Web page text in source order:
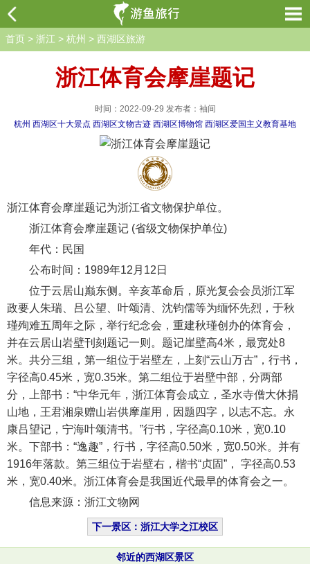
首页 > 浙江 > 杭州 > 西湖区旅游
浙江体育会摩崖题记
时间：2022-09-29 发布者：袖间
杭州 西湖区十大景点 西湖区文物古迹 西湖区博物馆 西湖区爱国主义教育基地
浙江体育会摩崖题记为浙江省文物保护单位。
浙江体育会摩崖题记 (省级文物保护单位)
年代：民国
公布时间：1989年12月12日
位于云居山巅东侧。辛亥革命后，原光复会会员浙江军
政要人朱瑞、吕公望、叶颂清、沈钧儒等为缅怀先烈，于秋
瑾殉难五周年之际，举行纪念会，重建秋瑾创办的体育会，
并在云居山岩壁刊刻题记一则。题记崖壁高4米，最宽处8
米。共分三组，第一组位于岩壁左，上刻“云山万古”，行书，
字径高0.45米，宽0.35米。第二组位于岩壁中部，分两部
分，上部书：“中华元年，浙江体育会成立，圣水寺僧大休捐
山地，王君湘泉赠山岩供摩崖用，因题四字，以志不忘。永
康吕望记，宁海叶颂清书。”行书，字径高0.10米，宽0.10
米。下部书：“逸趣”，行书，字径高0.50米，宽0.50米。并有
1916年落款。第三组位于岩壁右，楷书“贞固”， 字径高0.53
米，宽0.40米。浙江体育会是我国近代最早的体育会之一。
信息来源：浙江文物网
下一景区：浙江大学之江校区
邻近的西湖区景区